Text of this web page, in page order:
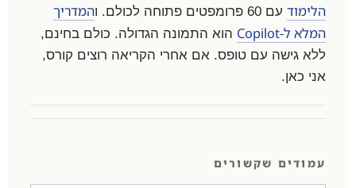
הלימוד עם 60 פרומפטים פתוחה לכולם. ו
המדריך
המלא ל-Copilot
הוא התמונה הגדולה. כולם בחינם,
ללא גישה עם טופס. אם אחרי הקריאה רוצים קורס,
אני כאן.
עמודים שקשורים